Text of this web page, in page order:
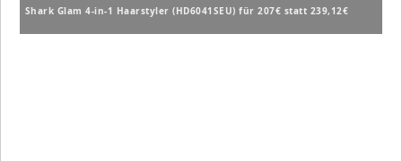
Shark Glam 4-in-1 Haarstyler (HD6041SEU) für 207€ statt 239,12€